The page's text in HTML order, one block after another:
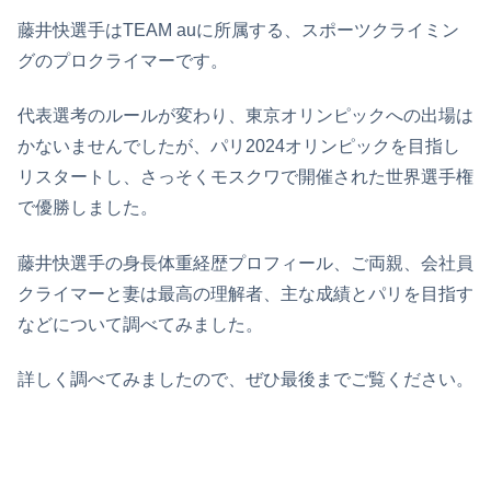
藤井快選手はTEAM auに所属する、スポーツクライミン
グのプロクライマーです。
代表選考のルールが変わり、東京オリンピックへの出場は
かないませんでしたが、パリ2024オリンピックを目指し
リスタートし、さっそくモスクワで開催された世界選手権
で優勝しました。
藤井快選手の身長体重経歴プロフィール、ご両親、会社員
クライマーと妻は最高の理解者、主な成績とパリを目指す
などについて調べてみました。
詳しく調べてみましたので、ぜひ最後までご覧ください。